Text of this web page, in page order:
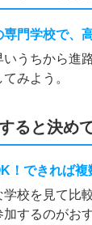
専門学校で、
いうちから進
みよう。
ると決め
！できれば複
学校を見て比
するのがお